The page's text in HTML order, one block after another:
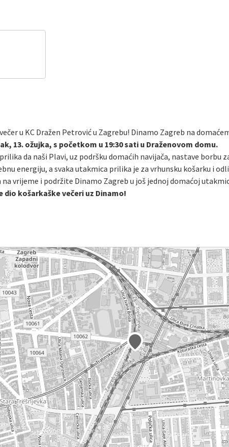
u KC Dražen Petrović u Zagrebu! Dinamo Zagreb na
13. ožujka, s početkom u 19:30 sati u Draženovom domu.
da naši Plavi, uz podršku domaćih navijača, nastave
energiju, a svaka utakmica prilika je za vrhunsku košarku i
vrijeme i podržite Dinamo Zagreb u još jednoj domaćoj
dio košarkaške večeri uz Dinamo!